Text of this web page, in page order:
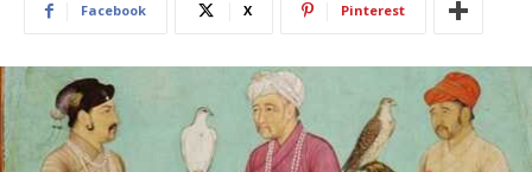
Facebook X Pinterest